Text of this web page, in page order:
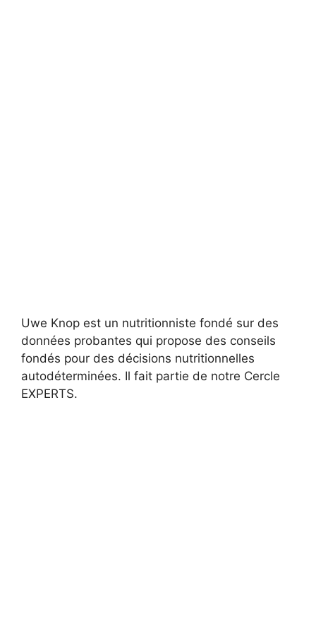
Uwe Knop est un nutritionniste fondé sur des
données probantes qui propose des conseils
fondés pour des décisions nutritionnelles
autodéterminées. Il fait partie de notre Cercle
EXPERTS.